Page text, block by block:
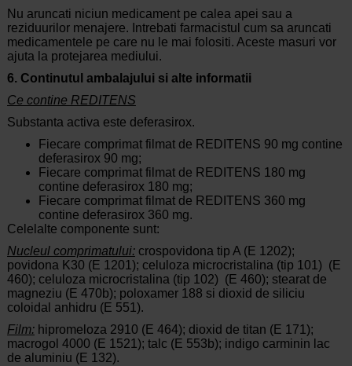
Nu aruncati niciun medicament pe calea apei sau a
reziduurilor menajere. Intrebati farmacistul cum sa aruncati
medicamentele pe care nu le mai folositi. Aceste masuri vor
ajuta la protejarea mediului.
6. Continutul ambalajului si alte informatii
Ce contine REDITENS
Substanta activa este deferasirox.
Fiecare comprimat filmat de REDITENS 90 mg contine
deferasirox 90 mg;
Fiecare comprimat filmat de REDITENS 180 mg
contine deferasirox 180 mg;
Fiecare comprimat filmat de REDITENS 360 mg
contine deferasirox 360 mg.
Celelalte componente sunt:
Nucleul comprimatului:crospovidona tip A (E 1202);
povidona K30 (E 1201); celuloza microcristalina (tip 101) (E
460); celuloza microcristalina (tip 102) (E 460); stearat de
magneziu (E 470b); poloxamer 188 si dioxid de siliciu
coloidal anhidru (E 551).
Film:hipromeloza 2910 (E 464); dioxid de titan (E 171);
macrogol 4000 (E 1521); talc (E 553b); indigo carminin lac
de aluminiu (E 132).